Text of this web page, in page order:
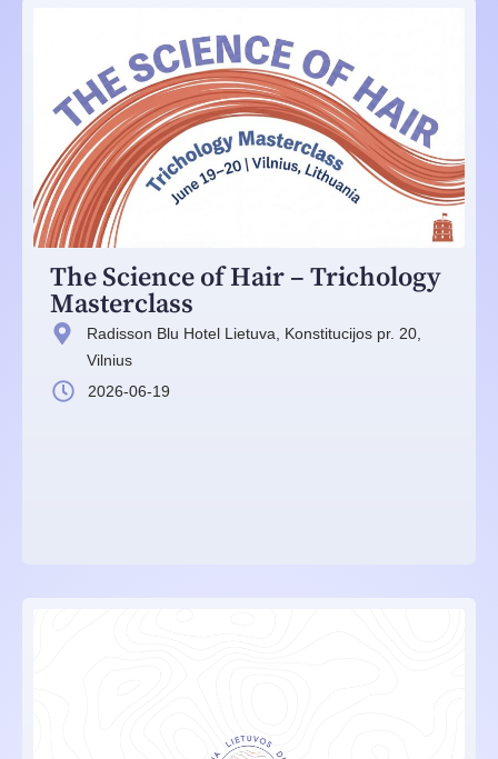
The Science of Hair – Trichology
Masterclass
Radisson Blu Hotel Lietuva, Konstitucijos pr. 20,
Vilnius
2026-06-19